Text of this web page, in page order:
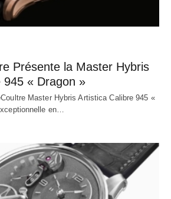
Présente la Master Hybris
945 « Dragon »
Master Hybris Artistica Calibre 945 «
en…